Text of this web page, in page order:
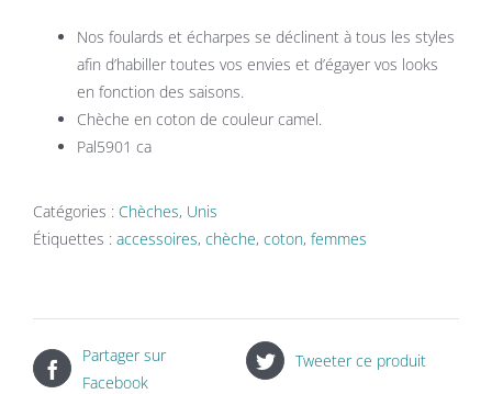
Nos foulards et écharpes se déclinent à tous les styles
afin d’habiller toutes vos envies et d’égayer vos looks
en fonction des saisons.
Chèche en coton de couleur camel.
Pal5901 ca
Catégories : Chèches, Unis
Étiquettes : accessoires, chèche, coton, femmes
Partager sur
Facebook
Tweeter ce produit